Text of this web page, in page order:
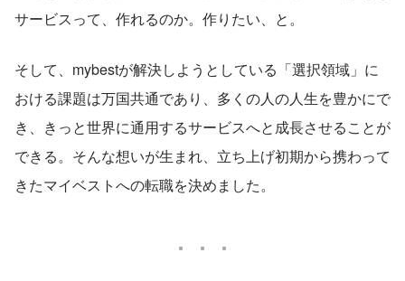
サービスって、作れるのか。作りたい、と。
そして、mybestが解決しようとしている「選択領域」に
おける課題は万国共通であり、多くの人の人生を豊かにで
き、きっと世界に通用するサービスへと成長させることが
できる。そんな想いが生まれ、立ち上げ初期から携わって
きたマイベストへの転職を決めました。